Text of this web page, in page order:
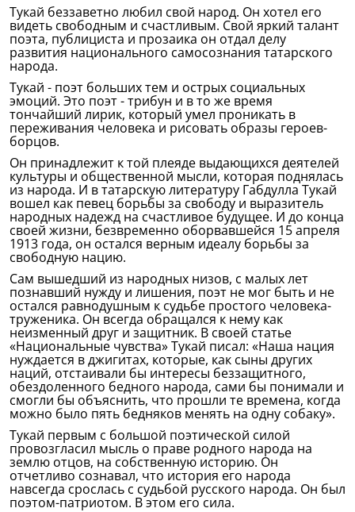
Тукай беззаветно любил свой народ. Он хотел его
видеть свободным и счастливым. Свой яркий талант
поэта, публициста и прозаика он отдал делу
развития национального самосознания татарского
народа.
Тукай - поэт больших тем и острых социальных
эмоций. Это поэт - трибун и в то же время
тончайший лирик, который умел проникать в
переживания человека и рисовать образы героев-
борцов.
Он принадлежит к той плеяде выдающихся деятелей
культуры и общественной мысли, которая поднялась
из народа. И в татарскую литературу Габдулла Тукай
вошел как певец борьбы за свободу и выразитель
народных надежд на счастливое будущее. И до конца
своей жизни, безвременно оборвавшейся 15 апреля
1913 года, он остался верным идеалу борьбы за
свободную нацию.
Сам вышедший из народных низов, с малых лет
познавший нужду и лишения, поэт не мог быть и не
остался равнодушным к судьбе простого человека-
труженика. Он всегда обращался к нему как
неизменный друг и защитник. В своей статье
«Национальные чувства» Тукай писал: «Наша нация
нуждается в джигитах, которые, как сыны других
наций, отстаивали бы интересы беззащитного,
обездоленного бедного народа, сами бы понимали и
смогли бы объяснить, что прошли те времена, когда
можно было пять бедняков менять на одну собаку».
Тукай первым с большой поэтической силой
провозгласил мысль о праве родного народа на
землю отцов, на собственную историю. Он
отчетливо сознавал, что история его народа
навсегда срослась с судьбой русского народа. Он был
поэтом-патриотом. В этом его сила.